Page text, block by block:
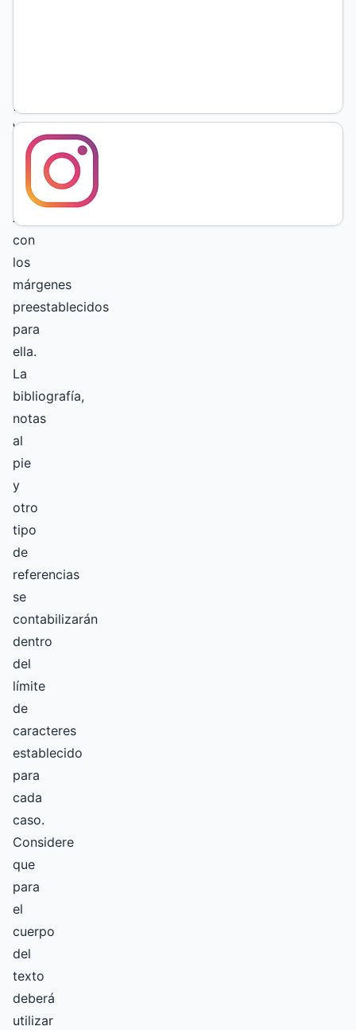
formato
Word
compatible,
hoja
A4,
con
los
márgenes
preestablecidos
para
ella.
La
bibliografía,
notas
al
pie
y
otro
tipo
de
referencias
se
contabilizarán
dentro
del
límite
de
caracteres
establecido
para
cada
caso.
Considere
que
para
el
cuerpo
del
texto
deberá
utilizar